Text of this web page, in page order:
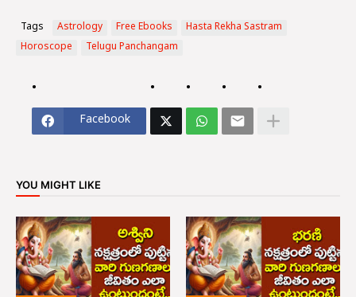
Tags Astrology Free Ebooks
Hasta Rekha Sastram
Horoscope
Telugu Panchangam
Facebook
YOU MIGHT LIKE